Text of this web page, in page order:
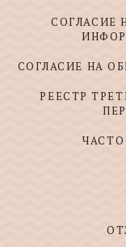
СОГЛАСИЕ
СОГЛАСИЕ НА
РЕЕСТР